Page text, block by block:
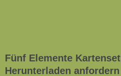
Fünf Elemente
Herunterladen anfordern